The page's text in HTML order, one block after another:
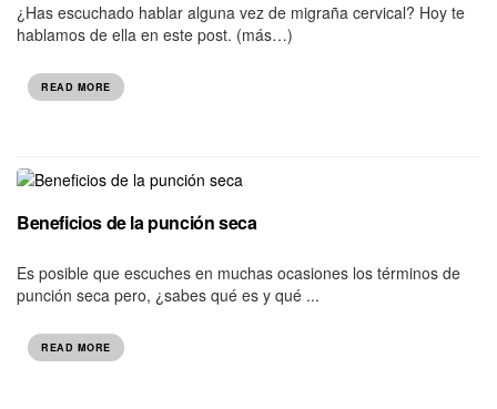
¿Has escuchado hablar alguna vez de migraña cervical? Hoy te
hablamos de ella en este post. (más…)
READ MORE
Beneficios de la punción seca
Es posible que escuches en muchas ocasiones los términos de
punción seca pero, ¿sabes qué es y qué ...
READ MORE